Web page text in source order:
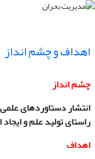
اهداف و چشم انداز
چشم انداز
انتشار دستاوردهای
راستای تولید علم و
اهداف